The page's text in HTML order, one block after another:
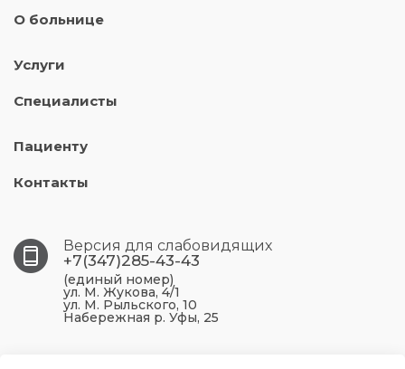
О больнице
Услуги
Специалисты
Пациенту
Контакты
Версия для слабовидящих
+7(347)285-43-43
(единый номер)
ул. М. Жукова, 4/1
ул. М. Рыльского, 10
Набережная р. Уфы, 25